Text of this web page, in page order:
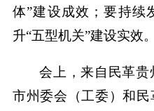
体”建设成效；要持续
升“五型机关”建设实效。
会上，来自民革
市州委会（工委）和